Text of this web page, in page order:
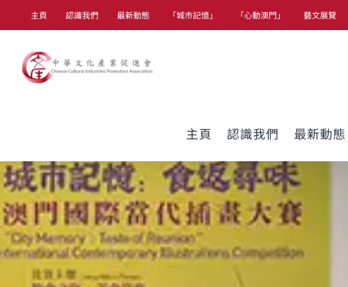
to
content
主頁 認識我們 最新動態 「城市記憶」 「心動澳門」 藝文展覽
主頁 認識我們 最新動態